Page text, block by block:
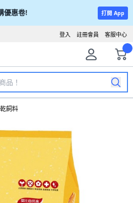
優惠卷! 打開 App
客服中心
註冊會員
登入
乾飼料